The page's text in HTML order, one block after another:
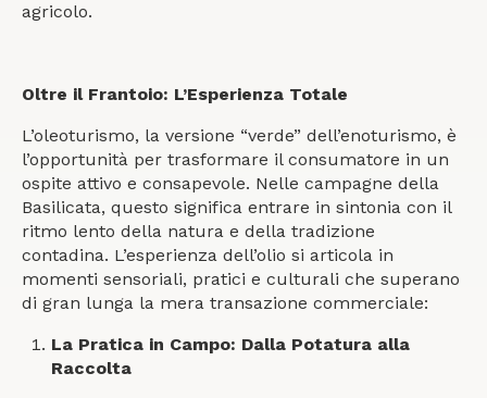
agricolo.
Oltre il Frantoio: L’Esperienza Totale
L’oleoturismo, la versione “verde” dell’enoturismo, è
l’opportunità per trasformare il consumatore in un
ospite attivo e consapevole. Nelle campagne della
Basilicata, questo significa entrare in sintonia con il
ritmo lento della natura e della tradizione
contadina. L’esperienza dell’olio si articola in
momenti sensoriali, pratici e culturali che superano
di gran lunga la mera transazione commerciale:
La Pratica in Campo: Dalla Potatura alla
Raccolta